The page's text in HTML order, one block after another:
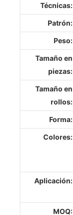
Técnicas:
Patrón:
Peso:
Tamaño en
piezas:
Tamaño en
rollos:
Forma:
Colores:
Aplicación:
MOQ: